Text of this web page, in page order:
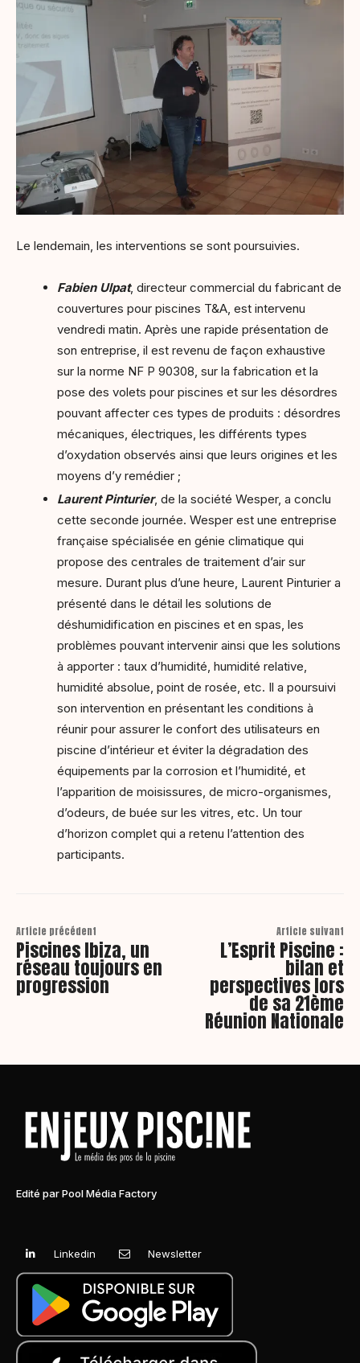
Le lendemain, les interventions se sont poursuivies.
Fabien Ulpat, directeur commercial du fabricant de
couvertures pour piscines T&A, est intervenu
vendredi matin. Après une rapide présentation de
son entreprise, il est revenu de façon exhaustive
sur la norme NF P 90308, sur la fabrication et la
pose des volets pour piscines et sur les désordres
pouvant affecter ces types de produits : désordres
mécaniques, électriques, les différents types
d’oxydation observés ainsi que leurs origines et les
moyens d’y remédier ;
Laurent Pinturier, de la société Wesper, a conclu
cette seconde journée. Wesper est une entreprise
française spécialisée en génie climatique qui
propose des centrales de traitement d’air sur
mesure. Durant plus d’une heure, Laurent Pinturier a
présenté dans le détail les solutions de
déshumidification en piscines et en spas, les
problèmes pouvant intervenir ainsi que les solutions
à apporter : taux d’humidité, humidité relative,
humidité absolue, point de rosée, etc. Il a poursuivi
son intervention en présentant les conditions à
réunir pour assurer le confort des utilisateurs en
piscine d’intérieur et éviter la dégradation des
équipements par la corrosion et l’humidité, et
l’apparition de moisissures, de micro-organismes,
d’odeurs, de buée sur les vitres, etc. Un tour
d’horizon complet qui a retenu l’attention des
participants.
Article précédent
Piscines Ibiza, un
réseau toujours en
progression
Article suivant
L’Esprit Piscine :
bilan et
perspectives lors
de sa 21ème
Réunion Nationale
Edité par Pool Média Factory
Linkedin Newsletter